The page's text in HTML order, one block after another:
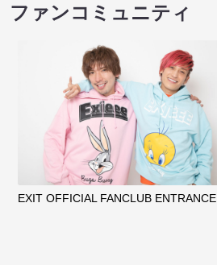
ファンコミュニティ
EXIT OFFICIAL FANCLUB ENTRANCE